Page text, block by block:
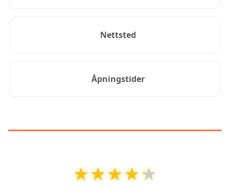
Nettsted
Åpningstider
★★★★★
★★★★★